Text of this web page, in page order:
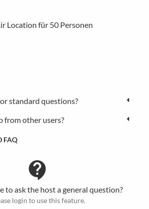
Location für 50 Personen
standard questions?
from other users?
FAQ
contact_support
to ask the host a general question?
login to use this feature.